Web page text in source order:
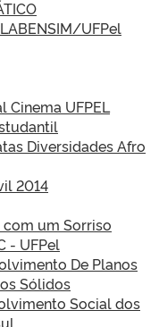
UFPel
Cinema UFPEL
Diversidades Afro
2014
um Sorriso
- UFPel
De Planos
Sólidos
Social dos